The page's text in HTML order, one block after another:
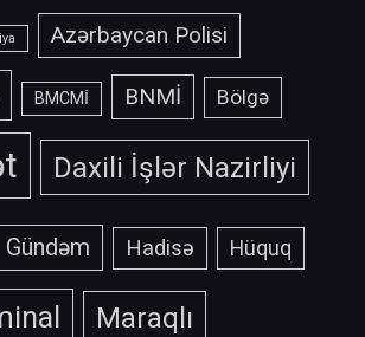
Azərbaycan Polisi
BMCMİ BNMİ Bölgə
Daxili İşlər Nazirliyi
Gündəm Hadisə Hüquq
Maraqlı